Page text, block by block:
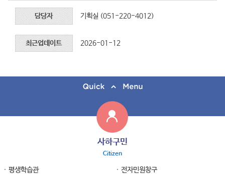
담당자 기획실 (051-220-4012)
최근업데이트 2026-01-12
사하구민
Citizen
평생학습관
전자민원창구